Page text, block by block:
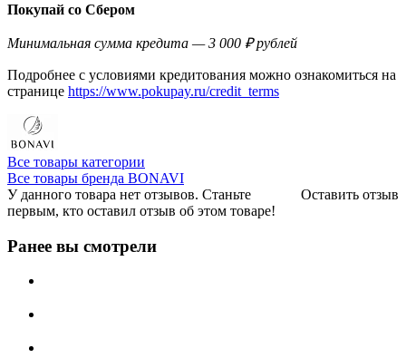
Покупай со Сбером
Минимальная сумма кредита — 3 000 ₽ рублей
Подробнее с условиями кредитования можно ознакомиться на
странице https://www.pokupay.ru/credit_terms
Все товары категории
Все товары бренда BONAVI
Оставить отзыв
У данного товара нет отзывов. Станьте
первым, кто оставил отзыв об этом товаре!
Ранее вы смотрели